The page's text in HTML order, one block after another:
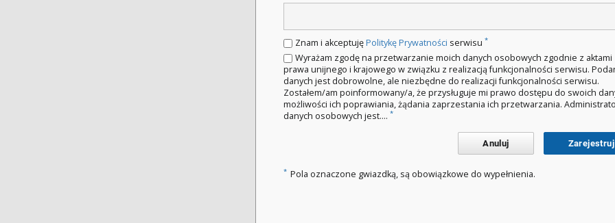
Znam i akceptujęPolitykę Prywatności serwisu *
Wyrażam zgodę na przetwarzanie moich danych osobowych zgodnie z aktami
prawa unijnego i krajowego w związku z realizacją funkcjonalności serwisu.
danych jest dobrowolne, ale niezbędne do realizacji funkcjonalności serwisu.
Zostałem/am poinformowany/a, że przysługuje mi prawo dostępu do swoich
możliwości ich poprawiania, żądania zaprzestania ich przetwarzania.
danych osobowych jest.... *
Anuluj Zarejestruj
* Pola oznaczone gwiazdką, są obowiązkowe do wypełnienia.